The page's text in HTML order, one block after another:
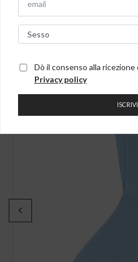
Potrebbero
Dò il consenso alla
Privacy policy